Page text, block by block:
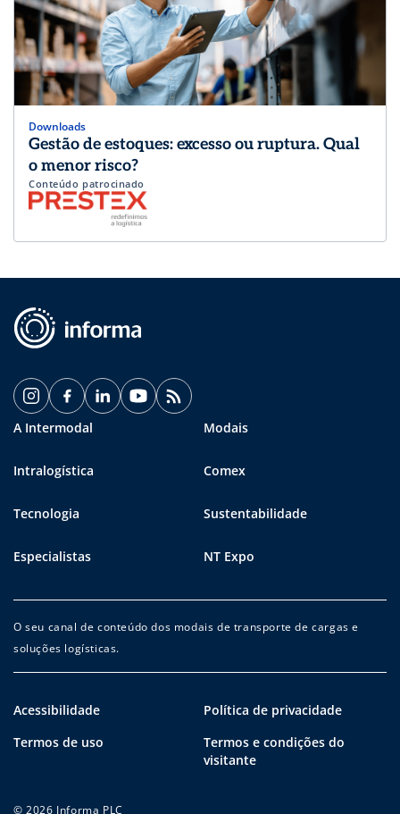
Downloads
Gestão de estoques: excesso ou ruptura. Qual
o menor risco?
Conteúdo patrocinado
A Intermodal Modais
Intralogística Comex
Tecnologia Sustentabilidade
Especialistas NT Expo
O seu canal de conteúdo dos modais de transporte de cargas e
soluções logísticas.
Acessibilidade
Política de privacidade
Termos de uso
Termos e condições do
visitante
© 2026 Informa PLC